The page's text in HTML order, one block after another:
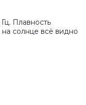
Плавность
солнце всё видно